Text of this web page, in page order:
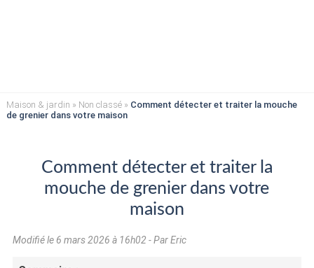
Maison & jardin » Non classé» Comment détecter et traiter la mouche
de grenier dans votre maison
Comment détecter et traiter la
mouche de grenier dans votre
maison
Modifié le 6 mars 2026 à 16h02 - Par Eric